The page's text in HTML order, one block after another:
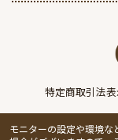
特定商取引法
モニターの設定や環境な